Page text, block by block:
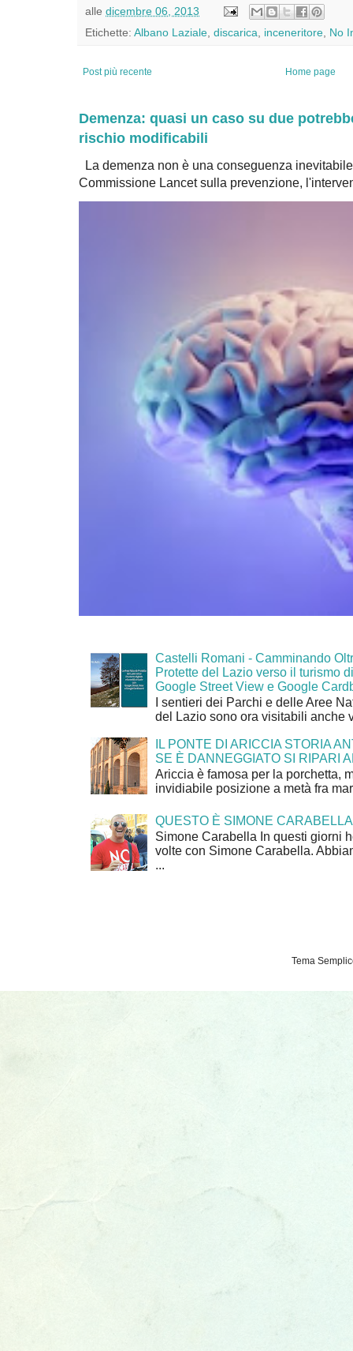
alle dicembre 06, 2013
Etichette: Albano Laziale discarica inceneritore No
Post più recente Home page
Demenza: quasi un caso su due
rischio modificabili
La demenza non è una conseguenza
Commissione Lancet sulla prevenzione,
Castelli Romani - Camminando
Protette del Lazio verso il turismo
Google Street View e Google
I sentieri dei Parchi e delle Aree
del Lazio sono ora visitabili anche
IL PONTE DI ARICCIA STORIA
SE È DANNEGGIATO SI RIPARI
Ariccia è famosa per la porchetta,
invidiabile posizione a metà fra
QUESTO È SIMONE CARABELLA
Simone Carabella In questi giorni
volte con Simone Carabella.
...
Tema